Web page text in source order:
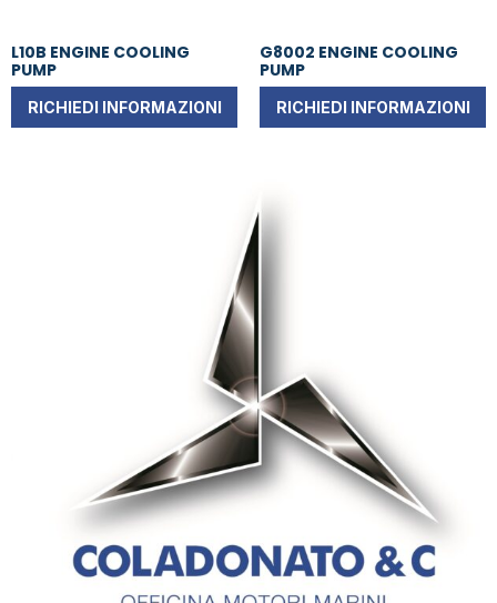
L10B ENGINE COOLING
PUMP
RICHIEDI INFORMAZIONI
G8002 ENGINE COOLING
PUMP
RICHIEDI INFORMAZIONI